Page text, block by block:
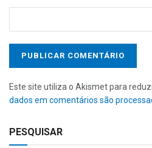
Este site utiliza o Akismet para
dados em comentários são
PESQUISAR